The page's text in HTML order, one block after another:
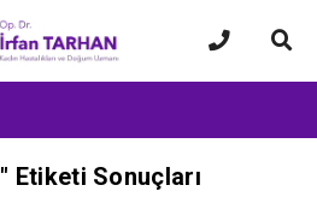
" Etiketi Sonuçları